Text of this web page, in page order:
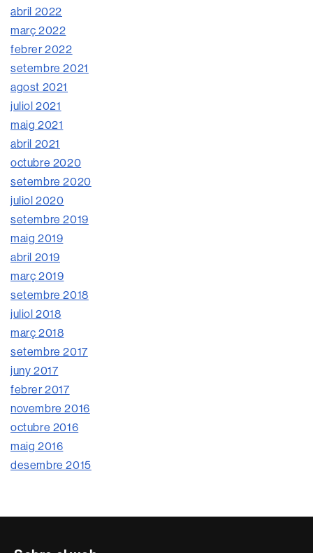
abril 2022
març 2022
febrer 2022
setembre 2021
agost 2021
juliol 2021
maig 2021
abril 2021
octubre 2020
setembre 2020
juliol 2020
setembre 2019
maig 2019
abril 2019
març 2019
setembre 2018
juliol 2018
març 2018
setembre 2017
juny 2017
febrer 2017
novembre 2016
octubre 2016
maig 2016
desembre 2015